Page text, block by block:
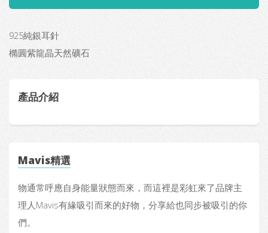
925純銀耳針
橢圓紫龍晶天然礦石
產品介紹
Mavis精選
物通常呼應自身能量狀態而來，而這裡是彩虹來了品牌主
理人Mavis有緣吸引而來的好物，分享給也同步被吸引的你
們。